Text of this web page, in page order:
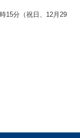
15分（祝日、12月29